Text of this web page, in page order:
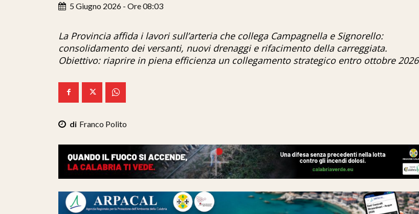
5 Giugno 2026 - Ore 08:03
La Provincia affida i lavori sull’arteria che collega Campagnella e Signorello:
consolidamento dei versanti, nuovi drenaggi e rifacimento della carreggiata.
Obiettivo: riaprire in piena efficienza un collegamento strategico entro ottobre 2026
Franco Polito